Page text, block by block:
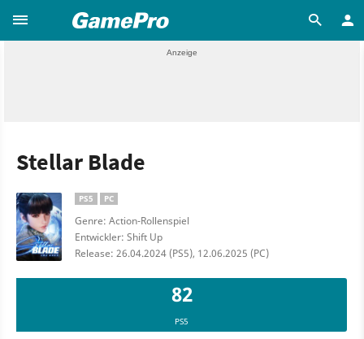
Stellar Blade
PS5 PC
Genre: Action-Rollenspiel
Entwickler: Shift Up
Release: 26.04.2024 (PS5), 12.06.2025 (PC)
82
PS5